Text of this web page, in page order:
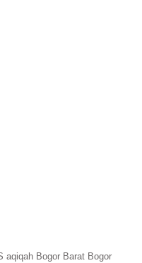
aqiqah Bogor Barat Bogor